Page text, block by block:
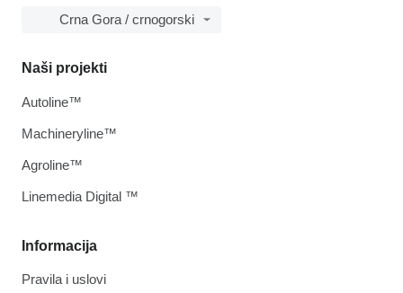
Crna Gora / crnogorski
Informacija
Pravila i uslovi
Naši projekti
Autoline™
Machineryline™
Agroline™
Linemedia Digital ™